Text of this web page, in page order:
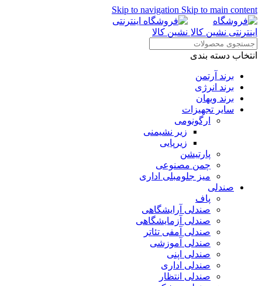
Skip to navigation Skip to main content
انتخاب دسته بندی
برند آرتمن
برند انرژی
برند ویهان
سایر تجهیزات
ارگونومی
زیر نشیمنی
زیرپایی
پارتیشن
چمن مصنوعی
میز جلومبلی اداری
صندلی
پاف
صندلی آرایشگاهی
صندلی آزمایشگاهی
صندلی آمفی تئاتر
صندلی آموزشی
صندلی اپنی
صندلی اداری
صندلی انتظار